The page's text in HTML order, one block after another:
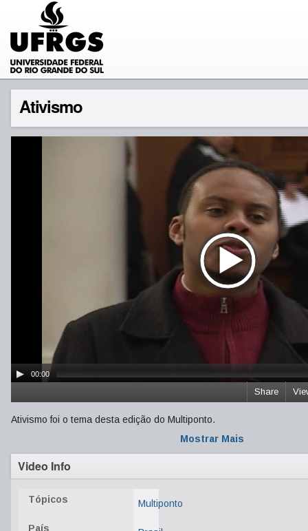
Ativismo
00:00
Share
Ativismo foi o tema desta edição do Multiponto.
Mostrar Mais
Video Info
Tópicos Multiponto
País